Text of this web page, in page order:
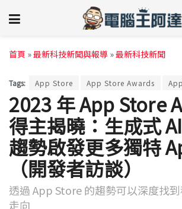
首頁 »最新科技新聞與報導 »最新科技新聞
Tags: App Store App Store Awards
2023 年 App Store
得主揭曉：生成式
趨勢啟發更多獨特
（開發者訪談）
透過 App Store 的趨勢可以深度找
走向